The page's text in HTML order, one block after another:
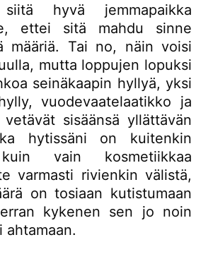
hyvä jemmapaikka
ettei sitä mahdu sinne
määriä. Tai no, näin voisi
mutta loppujen lopuksi
seinäkaapin hyllyä, yksi
vuodevaatelaatikko ja
vetävät sisäänsä yllättävän
hytissäni on kuitenkin
vain kosmetiikkaa
varmasti rivienkin välistä,
on tosiaan kutistumaan
kykenen sen jo noin